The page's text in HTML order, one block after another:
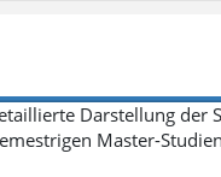
Darstellung der
Master-